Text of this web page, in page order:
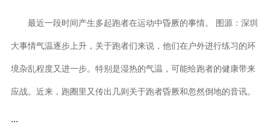
最近一段时间产生多起跑者在运动中昏厥的事情。 图源：深圳
大事情气温逐步上升，关于跑者们来说，他们在户外进行练习的环
境杂乱程度又进一步。特别是湿热的气温，可能给跑者的健康带来
应战。近来，跑圈里又传出几则关于跑者昏厥和忽然倒地的音讯。
...